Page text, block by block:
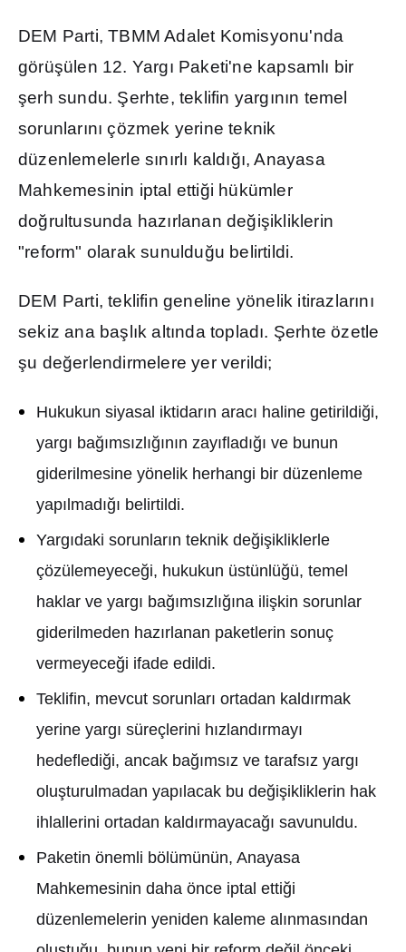
DEM Parti, TBMM Adalet Komisyonu'nda
görüşülen 12. Yargı Paketi'ne kapsaml ı bir
şerh sundu. Şerhte, teklifin yargının temel
sorunlarını çözmek yerine teknik
düzenlemelerle sınırl ı kaldığı, Anayasa
Mahkemesinin iptal ettiği hükümler
doğrultusunda hazırlanan değişikliklerin
"reform" olarak sunulduğu belirtildi.
DEM Parti, teklifin geneline yönelik itirazlarını
sekiz ana baş ık altında topladı. Şerhte özetle
şu değerlendirmelere yer verildi;
Hukukun siyasal iktidarın aracı haline getirildiği,
yargı bağımsızl ığının zayıfladığı ve bunun
giderilmesine yönelik herhangi bir düzenleme
yapı lmadığı belirtildi.
Yargıdaki sorunların teknik değişikliklerle
çözülemeyeceği, hukukun üstünlüğü, temel
haklar ve yargı bağımsızl ığına ilişkin sorunlar
giderilmeden hazırlanan paketlerin sonuç
vermeyeceği ifade edildi.
Teklifin, mevcut sorunları ortadan kaldırmak
yerine yargı süreçlerini hızlandırmayı
hedeflediği, ancak bağımsız ve tarafsız yargı
oluşturulmadan yapı lacak bu değişikliklerin hak
ihlallerini ortadan kaldırmayacağı savunuldu.
Paketin önemli bölümünün, Anayasa
Mahkemesinin daha önce iptal ettiği
düzenlemelerin yeniden kaleme al ınmasından